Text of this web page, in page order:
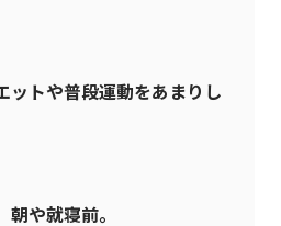
ットや普段運動をあまりし
や就寝前。